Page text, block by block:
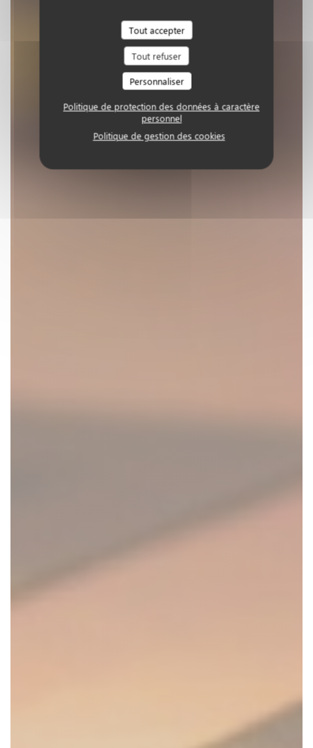
Tout accepter
Tout refuser
Personnaliser
Politique de protection des données à caractère
personnel
Politique de gestion des cookies